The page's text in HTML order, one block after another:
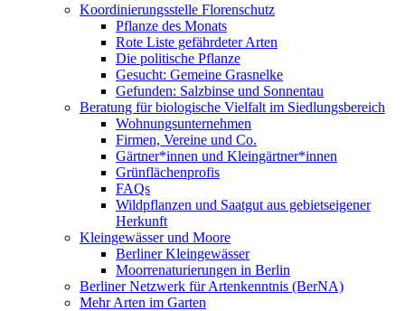
Koordinierungsstelle Florenschutz
Pflanze des Monats
Rote Liste gefährdeter Arten
Die politische Pflanze
Gesucht: Gemeine Grasnelke
Gefunden: Salzbinse und Sonnentau
Beratung für biologische Vielfalt im Siedlungsbereich
Wohnungsunternehmen
Firmen, Vereine und Co.
Gärtner*innen und Kleingärtner*innen
Grünflächenprofis
FAQs
Wildpflanzen und Saatgut aus gebietseigener
Herkunft
Kleingewässer und Moore
Berliner Kleingewässer
Moorrenaturierungen in Berlin
Berliner Netzwerk für Artenkenntnis (BerNA)
Mehr Arten im Garten